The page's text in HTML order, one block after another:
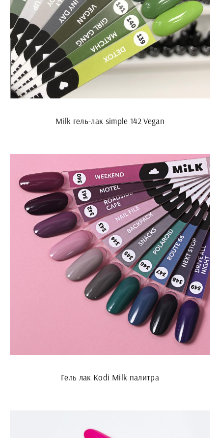
Milk гель-лак simple 142 Vegan
Гель лак Kodi Milk палитра